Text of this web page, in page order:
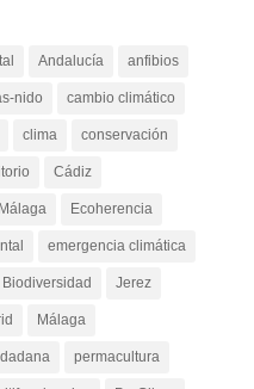
Andalucía anfibios
nido cambio climático
clima conservación
Cádiz
Ecoherencia
emergencia climática
Jerez
Málaga
permacultura